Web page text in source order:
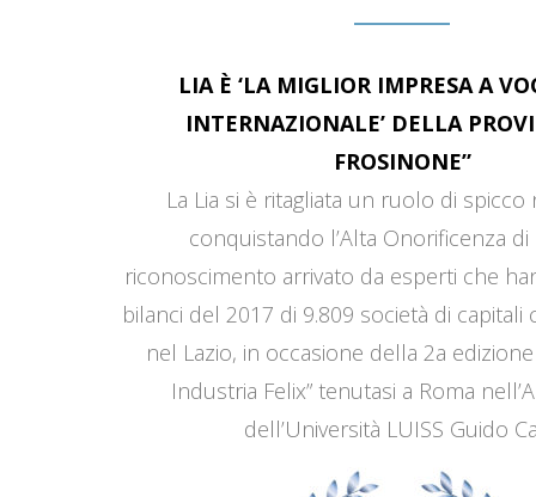
LIA È ‘LA MIGLIOR IMPRESA A
INTERNAZIONALE’ DELLA
FROSINONE”
La Lia si è ritagliata un ruolo di
conquistando l’Alta Onorificenza di
riconoscimento arrivato da esperti che
bilanci del 2017 di 9.809 società di capitali
nel Lazio, in occasione della 2a
Industria Felix” tenutasi a Roma
dell’Università LUISS Guido